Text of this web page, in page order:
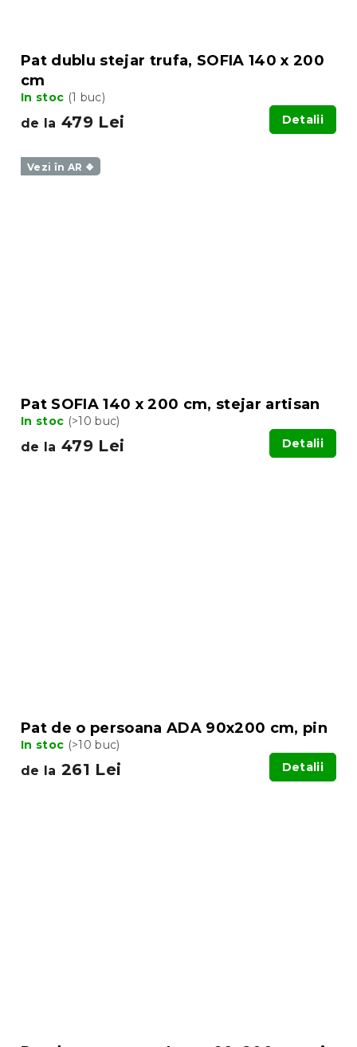
Pat dublu stejar trufa, SOFIA 140 x 200
cm
In stoc (1 buc)
de la 479 Lei Detalii
Vezi în AR ❖
Pat SOFIA 140 x 200 cm, stejar artisan
In stoc (>10 buc)
de la 479 Lei Detalii
Pat de o persoana ADA 90x200 cm, pin
In stoc (>10 buc)
de la 261 Lei Detalii